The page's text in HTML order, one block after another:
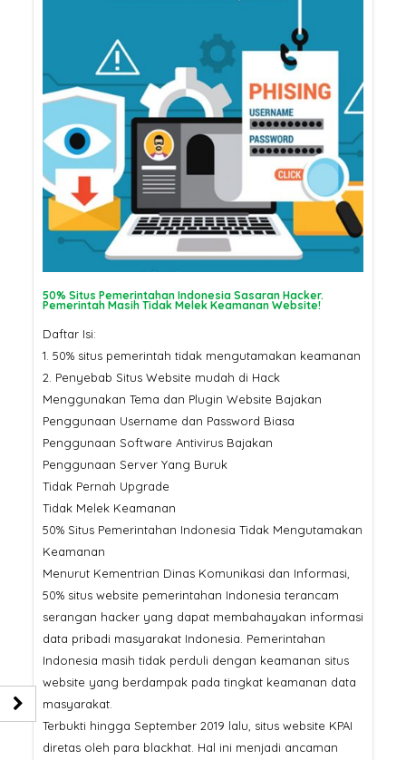
50% Situs Pemerintahan Indonesia Sasaran Hacker.
Pemerintah Masih Tidak Melek Keamanan Website!
Daftar Isi:
1. 50% situs pemerintah tidak mengutamakan keamanan
2. Penyebab Situs Website mudah di Hack
Menggunakan Tema dan Plugin Website Bajakan
Penggunaan Username dan Password Biasa
Penggunaan Software Antivirus Bajakan
Penggunaan Server Yang Buruk
Tidak Pernah Upgrade
Tidak Melek Keamanan
50% Situs Pemerintahan Indonesia Tidak Mengutamakan
Keamanan
Menurut Kementrian Dinas Komunikasi dan Informasi,
50% situs website pemerintahan Indonesia terancam
serangan hacker yang dapat membahayakan informasi
data pribadi masyarakat Indonesia. Pemerintahan
Indonesia masih tidak perduli dengan keamanan situs
website yang berdampak pada tingkat keamanan data
masyarakat.
Terbukti hingga September 2019 lalu, situs website KPAI
diretas oleh para blackhat. Hal ini menjadi ancaman